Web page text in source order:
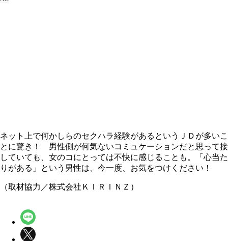
ネット上で何かしらのセクハラ経験があるというＪＤが多いこ
とに驚き！ 男性側が何気ないコミュケーションだと思って接
していても、女のコにとっては不快に感じることも。「心当た
りがある」という男性は、今一度、お気をつけください！
（取材協力／株式会社ＫＩＲＩＮＺ）